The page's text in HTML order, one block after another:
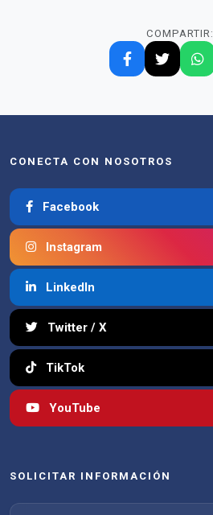
COMPARTIR:
CONECTA CON NOSOTROS
Facebook
Instagram
LinkedIn
Twitter / X
TikTok
YouTube
SOLICITAR INFORMACIÓN